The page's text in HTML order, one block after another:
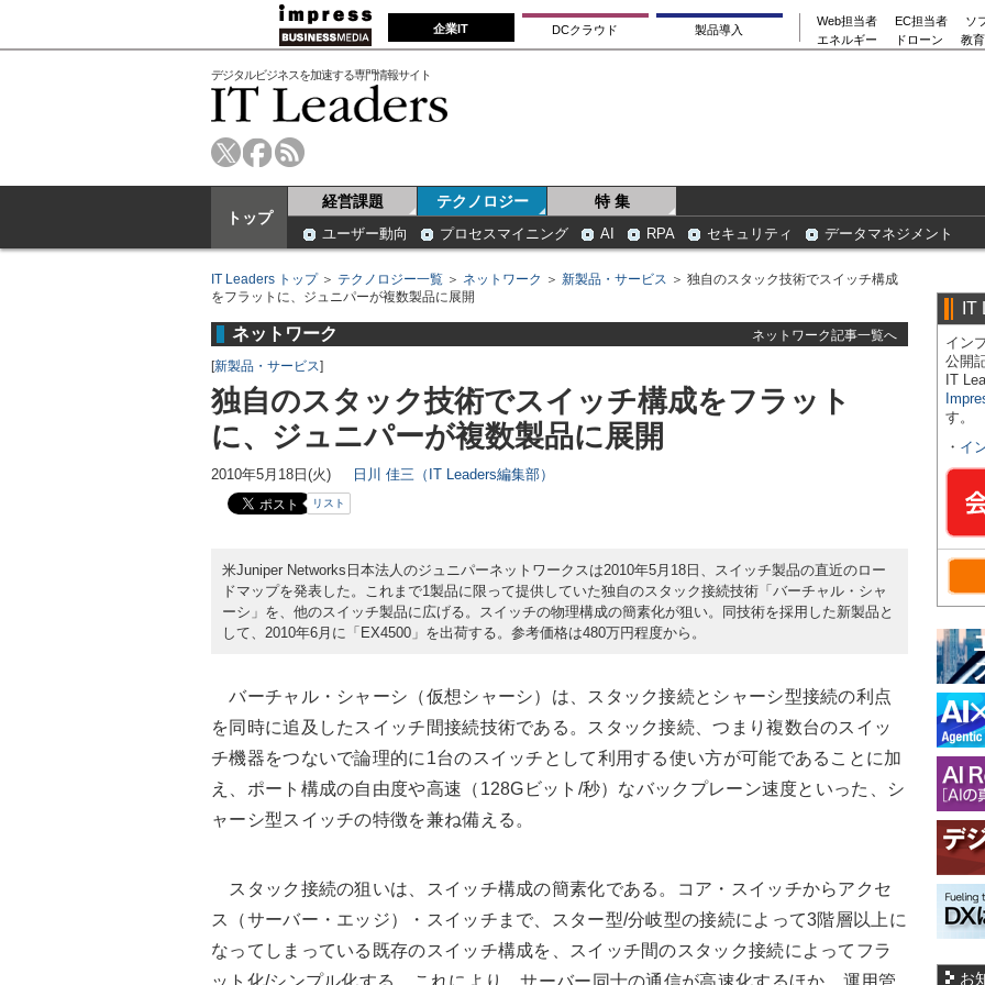
企業IT DCクラウド 製品導入
Web担当者 EC担当者
ソ
エネルギー
ドローン 教
デジタルビジネスを加速する専門情報サイト
トップ
経営課題 テクノロジー 特 集
ユーザー動向 プロセスマイニング AI RPA セキュリティ データマネジメント
IT Leaders トップ＞ テクノロジー一覧 ＞ ネットワーク ＞ 新製品・サービス ＞ 独自のスタック技術でスイッチ構成
をフラットに、ジュニパーが複数製品に展開
ネットワーク
ネットワーク記事一覧へ
[新製品・サービス]
独自のスタック技術でスイッチ構成をフラット
に、ジュニパーが複数製品に展開
2010年5月18日(火) 日川 佳三（IT Leaders編集部）
リスト
米Juniper Networks日本法人のジュニパーネットワークスは2010年5月18日、スイッチ製品の直近のロー
ドマップを発表した。これまで1製品に限って提供していた独自のスタック接続技術「バーチャル・シャ
ーシ」を、他のスイッチ製品に広げる。スイッチの物理構成の簡素化が狙い。同技術を採用した新製品と
して、2010年6月に「EX4500」を出荷する。参考価格は480万円程度から。
バーチャル・シャーシ（仮想シャーシ）は、スタック接続とシャーシ型接続の利点
を同時に追及したスイッチ間接続技術である。スタック接続、つまり複数台のスイッ
チ機器をつないで論理的に1台のスイッチとして利用する使い方が可能であることに加
え、ポート構成の自由度や高速（128Gビット/秒）なバックプレーン速度といった、シ
ャーシ型スイッチの特徴を兼ね備える。
スタック接続の狙いは、スイッチ構成の簡素化である。コア・スイッチからアクセ
ス（サーバー・エッジ）・スイッチまで、スター型/分岐型の接続によって3階層以上に
なってしまっている既存のスイッチ構成を、スイッチ間のスタック接続によってフラ
IT
イン
公開
IT
す。
・ イ
お